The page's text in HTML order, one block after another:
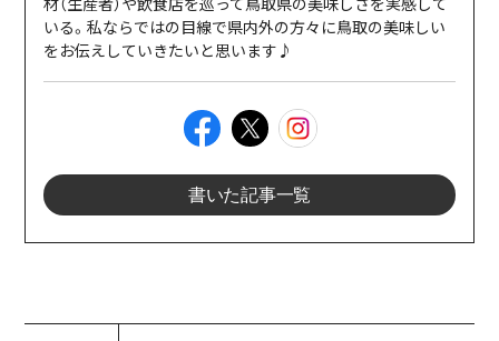
材（生産者）や飲食店を巡って鳥取県の美味しさを実感して
いる。私ならではの目線で県内外の方々に鳥取の美味しい
をお伝えしていきたいと思います♪
書いた記事一覧